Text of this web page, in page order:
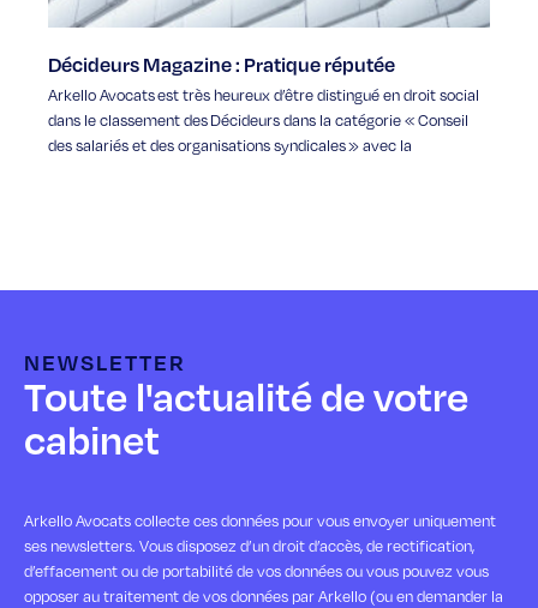
Décideurs Magazine : Pratique réputée
Arkello Avocats est très heureux d’être distingué en droit social
dans le classement des Décideurs dans la catégorie « Conseil
des salariés et des organisations syndicales » avec la
NEWSLETTER
Toute l'actualité de votre
cabinet
Arkello Avocats collecte ces données pour vous envoyer uniquement
ses newsletters. Vous disposez d’un droit d’accès, de rectification,
d’effacement ou de portabilité de vos données ou vous pouvez vous
opposer au traitement de vos données par Arkello (ou en demander la